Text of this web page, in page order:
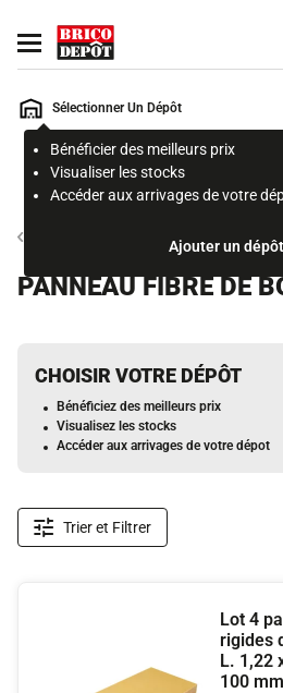
Ouvrir le menu
Sélectionner Un Dépôt
Bénéficier des meilleurs prix
Visualiser les stocks
Accéder aux arrivages de votre
Ajouter un dépôt
Rechercher
page
PANNEAU FIBRE DE
CHOISIR VOTRE DÉPÔT
Bénéficiez des meilleurs prix
Visualisez les stocks
Accéder aux arrivages de votre dépot
Trier et Filtrer
Lot 4
rigides
L. 1,22
100 mm